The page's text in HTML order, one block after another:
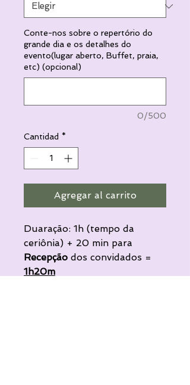
Conte-nos sobre o repertório do
grande dia e os detalhes do
evento(lugar aberto, Buffet, praia,
etc) (opcional)
0/500
Cantidad *
Agregar al carrito
Duaração: 1h (tempo da
ceriônia) + 20 min para
Recepção dos convidados =
1h20m